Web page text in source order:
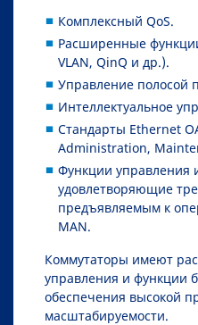
Комплексный QoS.
Расширенные
VLAN, QinQ и др.).
Управление полосой
Интеллектуальное
Стандарты Ethernet
Administration,
Функции управления
удовлетворяющие
предъявляемым к
MAN.
Коммутаторы имеют
управления и функции
обеспечения высокой
масштабируемости.